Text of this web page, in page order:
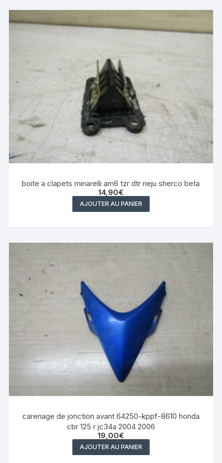
boite a clapets minarelli am6 tzr dtr rieju sherco beta
14,90€
AJOUTER AU PANIER
carenage de jonction avant 64250-kppf-8610 honda
cbr 125 r jc34a 2004 2006
19,00€
AJOUTER AU PANIER